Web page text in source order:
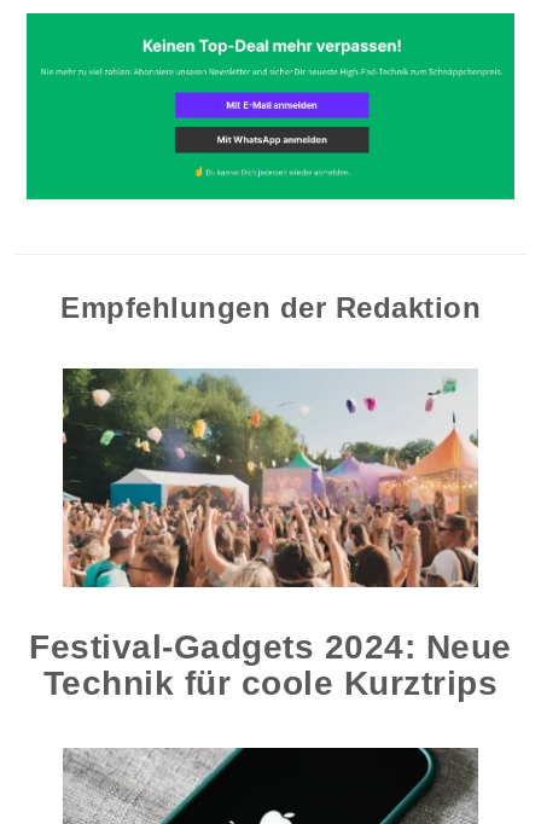
Empfehlungen der Redaktion
Festival-Gadgets 2024: Neue
Technik für coole Kurztrips